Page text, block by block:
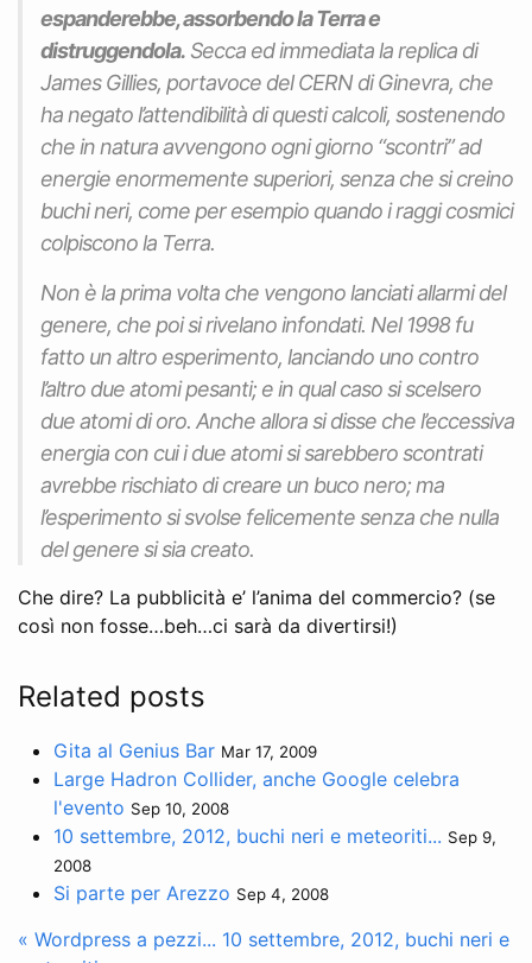
espanderebbe, assorbendo la Terra e
distruggendola. Secca ed immediata la replica di
James Gillies, portavoce del CERN di Ginevra, che
ha negato l’attendibilità di questi calcoli, sostenendo
che in natura avvengono ogni giorno “scontri” ad
energie enormemente superiori, senza che si creino
buchi neri, come per esempio quando i raggi cosmici
colpiscono la Terra.
Non è la prima volta che vengono lanciati allarmi del
genere, che poi si rivelano infondati. Nel 1998 fu
fatto un altro esperimento, lanciando uno contro
l’altro due atomi pesanti; e in qual caso si scelsero
due atomi di oro. Anche allora si disse che l’eccessiva
energia con cui i due atomi si sarebbero scontrati
avrebbe rischiato di creare un buco nero; ma
l’esperimento si svolse felicemente senza che nulla
del genere si sia creato.
Che dire? La pubblicità e’ l’anima del commercio? (se
così non fosse…beh…ci sarà da divertirsi!)
Related posts
Gita al Genius Bar Mar 17, 2009
Large Hadron Collider, anche Google celebra
l'evento Sep 10, 2008
10 settembre, 2012, buchi neri e meteoriti... Sep 9,
2008
Si parte per Arezzo Sep 4, 2008
« Wordpress a pezzi... 10 settembre, 2012, buchi neri e